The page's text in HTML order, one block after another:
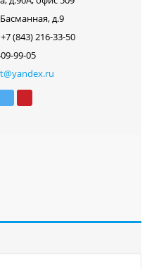
д.9
(843) 216-33-50
99-05